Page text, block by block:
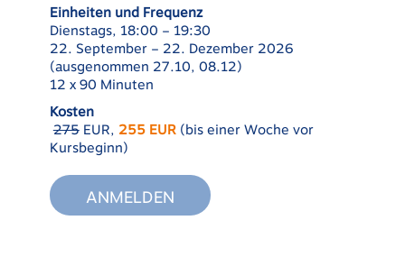
Einheiten und Frequenz
Dienstags, 18:00 – 19:30
22. September – 22. Dezember 2026
(ausgenommen 27.10, 08.12)
12 x 90 Minuten
Kosten
275EUR, 255 EUR(bis einer Woche vor
Kursbeginn)
ANMELDEN